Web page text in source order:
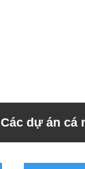
Các dự án cá